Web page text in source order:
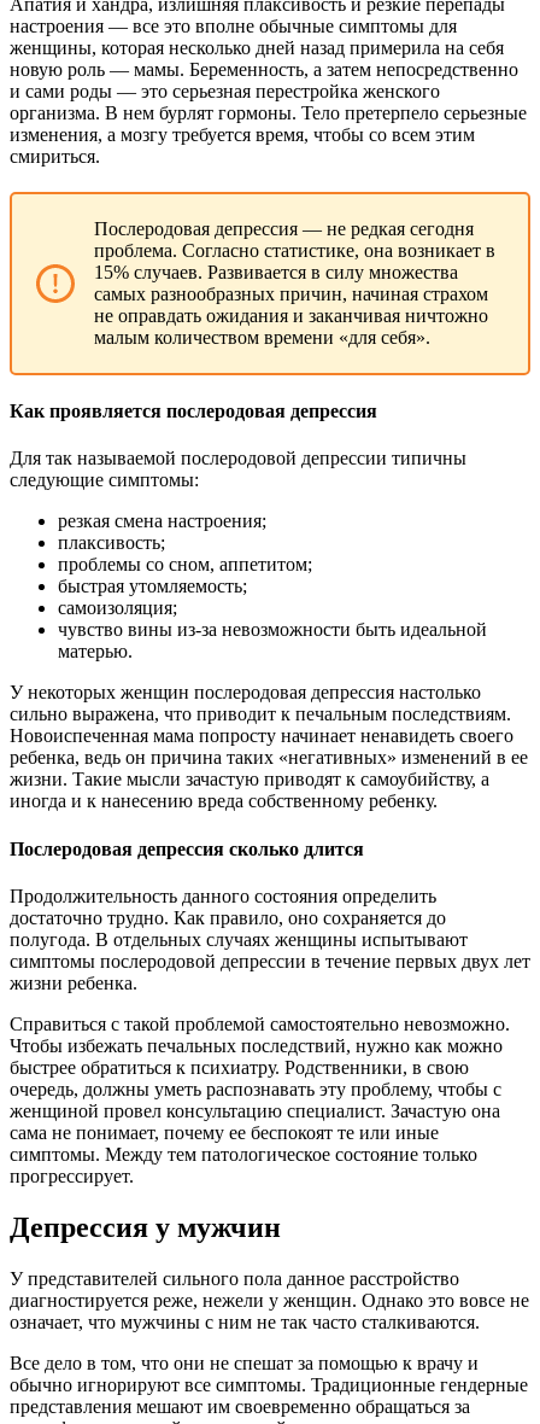
настроения — все это вполне обычные симптомы для
женщины, которая несколько дней назад примерила на себя
новую роль — мамы. Беременность, а затем непосредственно
и сами роды — это серьезная перестройка женского
организма. В нем бурлят гормоны. Тело претерпело серьезные
изменения, а мозгу требуется время, чтобы со всем этим
смириться.
Послеродовая депрессия — не редкая сегодня
проблема. Согласно статистике, она возникает в
15% случаев. Развивается в силу множества
самых разнообразных причин, начиная страхом
не оправдать ожидания и заканчивая ничтожно
малым количеством времени «для себя».
Как проявляется послеродовая депрессия
Для так называемой послеродовой депрессии типичны
следующие симптомы:
резкая смена настроения;
плаксивость;
проблемы со сном, аппетитом;
быстрая утомляемость;
самоизоляция;
чувство вины из-за невозможности быть идеальной
матерью.
У некоторых женщин послеродовая депрессия настолько
сильно выражена, что приводит к печальным последствиям.
Новоиспеченная мама попросту начинает ненавидеть своего
ребенка, ведь он причина таких «негативных» изменений в ее
жизни. Такие мысли зачастую приводят к самоубийству, а
иногда и к нанесению вреда собственному ребенку.
Послеродовая депрессия сколько длится
Продолжительность данного состояния определить
достаточно трудно. Как правило, оно сохраняется до
полугода. В отдельных случаях женщины испытывают
симптомы послеродовой депрессии в течение первых двух лет
жизни ребенка.
Справиться с такой проблемой самостоятельно невозможно.
Чтобы избежать печальных последствий, нужно как можно
быстрее обратиться к психиатру. Родственники, в свою
очередь, должны уметь распознавать эту проблему, чтобы с
женщиной провел консультацию специалист. Зачастую она
сама не понимает, почему ее беспокоят те или иные
симптомы. Между тем патологическое состояние только
прогрессирует.
Депрессия у мужчин
У представителей сильного пола данное расстройство
диагностируется реже, нежели у женщин. Однако это вовсе не
означает, что мужчины с ним не так часто сталкиваются.
Все дело в том, что они не спешат за помощью к врачу и
обычно игнорируют все симптомы. Традиционные гендерные
представления мешают им своевременно обращаться за